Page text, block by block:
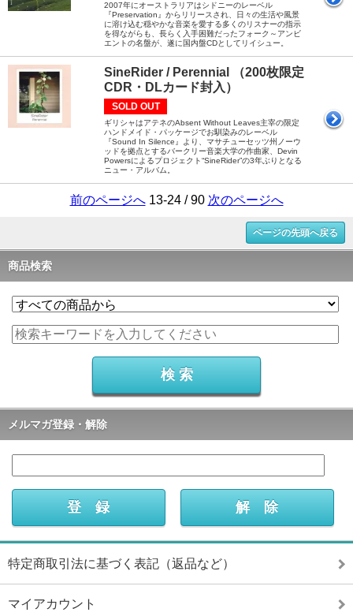
2007年にオーストラリアはシドニーのレーベル
『Preservation』からリリースされ、日々の生活や風景
に溶け込む穏やかな音楽を愛する多くのリスナーの指示
を得ながらも、長らく入手困難だったフォーク～アンビ
エントの名盤が、遂に国内盤CDとしてリイシュー。
SineRider / Perennial （200枚限定
CDR・DLカード封入）
SOLD OUT
ギリシャはアテネのAbsent Without Leaves主宰の限定
ハンドメイド・パッケージでお馴染みのレーベル
『Sound In Silence』より、マサチューセッツ州ノーウ
ッドを拠点とするバークリー音楽大学の作曲家、Devin
Powersによるプロジェクト“SineRider”の3年ぶりとなる
ニュー・アルバム。
前のページへ13-24 / 90 次のページへ
ページの先頭へ戻る
商品検索
メルマガ登録・解除
特定商取引法に基づく表記（返品など）
マイアカウント